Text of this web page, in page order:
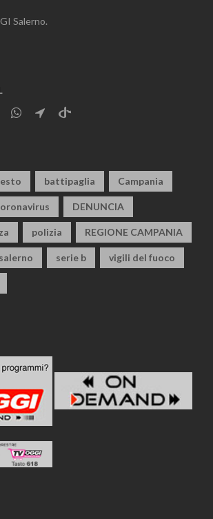
Salerno.
battipaglia Campania
DENUNCIA
polizia REGIONE CAMPANIA
salerno serie b vigili del fuoco